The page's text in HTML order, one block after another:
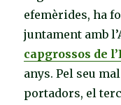
efemèrides, ha
juntament amb
capgrossos de
anys. Pel seu
portadors, el